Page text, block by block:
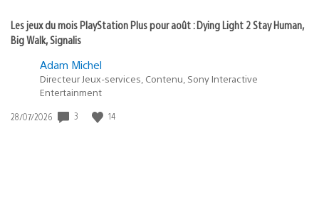
Les jeux du mois PlayStation Plus pour août : Dying Light 2 Stay Human,
Big Walk, Signalis
Adam Michel
Directeur Jeux-services, Contenu, Sony Interactive
Entertainment
Date
28/07/2026 3 14